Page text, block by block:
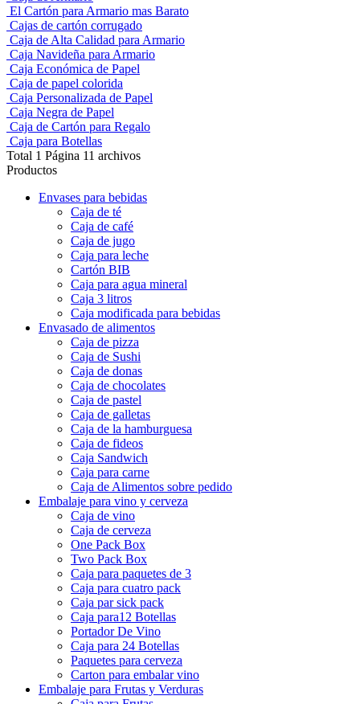
Barato
Cajas de cartón corrugado
Armario
Productos
Envases para bebidas
Caja de té
Caja de café
Caja de jugo
Caja para leche
Cartón BIB
Caja para agua mineral
Caja 3 litros
Caja modificada para bebidas
Envasado de alimentos
Caja de pizza
Caja de Sushi
Caja de donas
Caja de chocolates
Caja de pastel
Caja de galletas
Caja de la hamburguesa
Caja de fideos
Caja Sandwich
Caja para carne
Caja de Alimentos sobre pedido
Embalaje para vino y cerveza
Caja de vino
Caja de cerveza
One Pack Box
Two Pack Box
Caja para paquetes de 3
Caja para cuatro pack
Caja par sick pack
Caja para12 Botellas
Portador De Vino
Caja para 24 Botellas
Paquetes para cerveza